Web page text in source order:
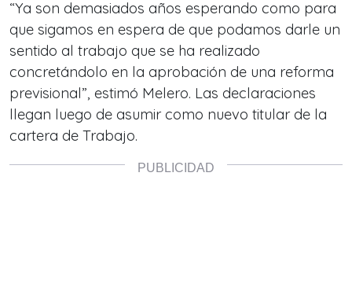
“Ya son demasiados años esperando como para
que sigamos en espera de que podamos darle un
sentido al trabajo que se ha realizado
concretándolo en la aprobación de una reforma
previsional”, estimó Melero. Las declaraciones
llegan luego de asumir como nuevo titular de la
cartera de Trabajo.